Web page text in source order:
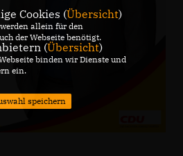
Cookies (Übersicht)
allein für den
der Webseite benötigt.
(Übersicht)
binden wir Dienste und
ein.
speichern